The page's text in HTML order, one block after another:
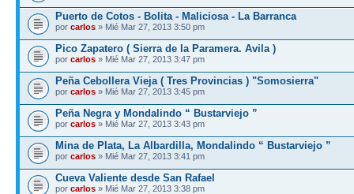
Puerto de Cotos - Bolita - Maliciosa - La Barranca
por carlos » Mié Mar 27, 2013 3:50 pm
Pico Zapatero ( Sierra de la Paramera. Avila )
por carlos » Mié Mar 27, 2013 3:47 pm
Peña Cebollera Vieja ( Tres Provincias ) "Somosierra"
por carlos » Mié Mar 27, 2013 3:45 pm
Peña Negra y Mondalindo “ Bustarviejo ”
por carlos » Mié Mar 27, 2013 3:43 pm
Mina de Plata, La Albardilla, Mondalindo “ Bustarviejo ”
por carlos » Mié Mar 27, 2013 3:41 pm
Cueva Valiente desde San Rafael
por carlos » Mié Mar 27, 2013 3:38 pm